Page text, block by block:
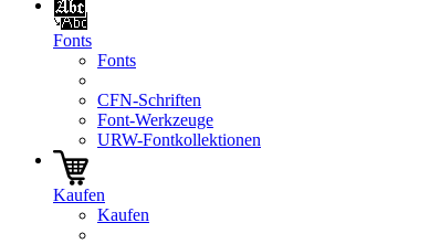
Fonts
Fonts
CFN-Schriften
Font-Werkzeuge
URW-Fontkollektionen
Kaufen
Kaufen